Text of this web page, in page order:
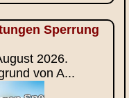
Sperrung
2026.
von A...